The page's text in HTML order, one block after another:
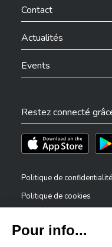
Contact
Actualités
Events
Restez connecté
Téléchargez l'app sur
Politique de confidentialité
Politique de cookies
Déclaration d’accessibilité